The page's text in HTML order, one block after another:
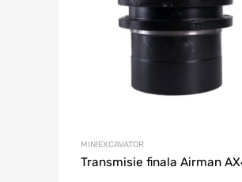
MINIEXCAVATOR
Transmisie finala Airman